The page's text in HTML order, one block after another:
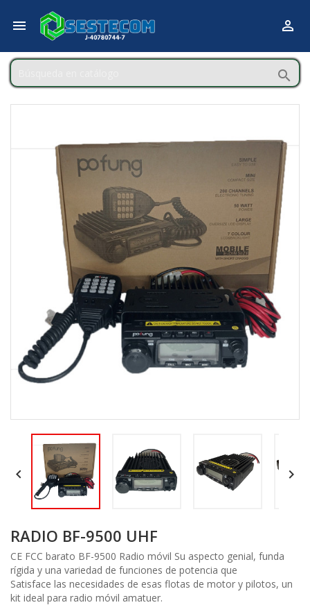
 

 
RADIO BF-9500 UHF
CE FCC barato BF-9500 Radio móvil Su aspecto genial, funda
rígida y una variedad de funciones de potencia que
Satisface las necesidades de esas flotas de motor y pilotos, un
kit ideal para radio móvil amatuer.